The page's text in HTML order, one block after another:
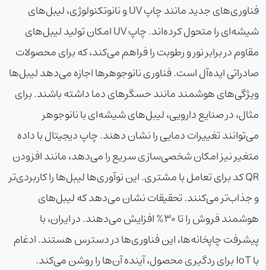
فناوری‌های جدید مانند چاپ UV و نانوتکنولوژی، لیبل‌های
شیشه‌ای را متحول کرده‌اند. چاپ UV امکان تولید لیبل‌های
مقاوم در برابر نور و رطوبت را فراهم می‌کند، که برای محصولات
صادراتی ایده‌آل است. فناوری نانوجوهرها اجازه می‌دهد لیبل‌ها
ویژگی‌های هوشمند مانند حسگرهای دما داشته باشند. برای
مثال، در صنایع دارویی، لیبل‌های شیشه‌ای با نانوجوهر
می‌توانند تغییرات دمایی را نشان دهند. چاپ دیجیتال با داده
متغیر نیز امکان شخصی‌سازی سریع را می‌دهد، مانند افزودن
QR کد برای تعامل با مشتری. این نوآوری‌ها لیبل‌ها را کاربردی‌تر
و جذاب‌تر می‌کنند. تحقیقات نشان می‌دهد که لیبل‌های
هوشمند فروش را تا 30% افزایش می‌دهند. در ایران، با
پیشرفت چاپخانه‌ها، این فناوری‌ها در دسترس هستند. ادغام
با IoT برای ردگیری محصول، آینده آن‌ها را روشن می‌کند.